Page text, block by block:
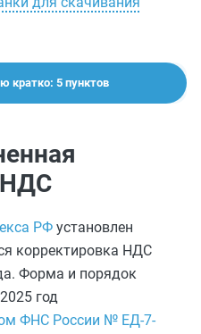
кратко: 5 пунктов
НДС
РФ установлен
корректировка НДС
Форма и порядок
год
ФНС России № ЕД-7-